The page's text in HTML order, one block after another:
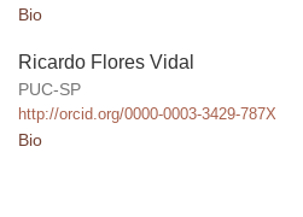
Bio
Ricardo Flores Vidal
PUC-SP
http://orcid.org/0000-0003-3429-787X
Bio